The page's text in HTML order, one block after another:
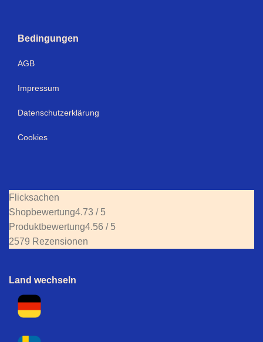
Bedingungen
AGB
Impressum
Datenschutzerklärung
Cookies
Flicksachen
Shopbewertung4.73 / 5
Produktbewertung4.56 / 5
2579 Rezensionen
Land wechseln